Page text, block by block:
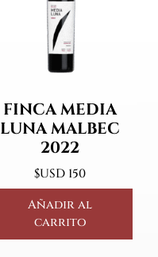
FINCA MEDIA
LUNA MALBEC
2022
$USD 150
Añadir al
carrito